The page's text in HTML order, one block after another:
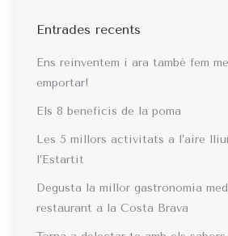
Entrades recents
Ens reinventem i ara també fem
emportar!
Els 8 beneficis de la poma
Les 5 millors activitats a l’aire
l’Estartit
Degusta la millor gastronomia
restaurant a la Costa Brava